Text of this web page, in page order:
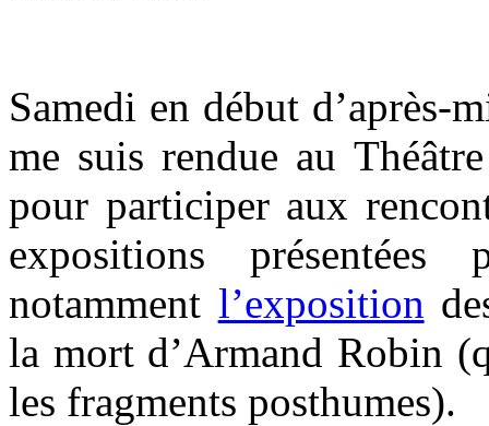
Samedi en début d’après-
me suis rendue au
pour participer aux
expositions
notamment l’exposition
la mort d’Armand Robin
les fragments posthumes).